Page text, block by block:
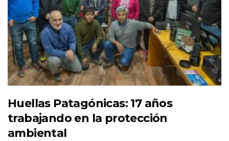
Huellas Patagónicas: 17 años
trabajando en la protección
ambiental